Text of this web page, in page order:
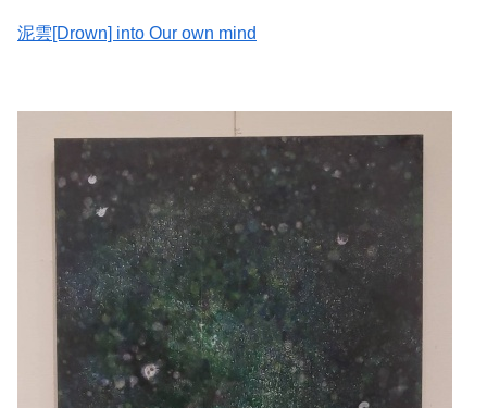
泥雲[Drown] into Our own mind